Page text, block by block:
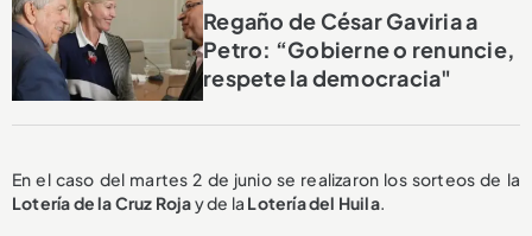
Regaño de César Gaviria a
Petro: “Gobierne o renuncie,
respete la democracia"
En el caso del martes 2 de junio se realizaron los sorteos de la
Lotería de la Cruz Rojay de la Lotería del Huila.